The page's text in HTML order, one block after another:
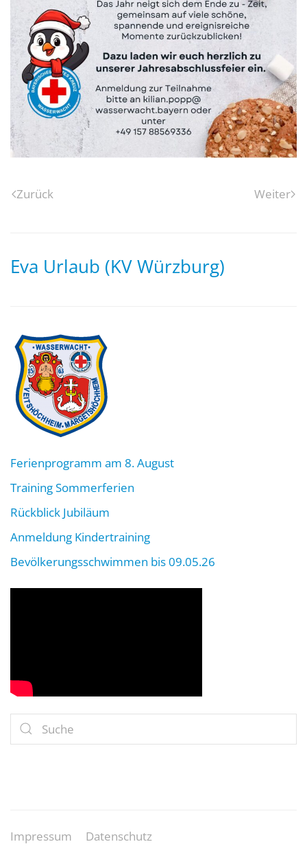
Zurück Weiter
Eva Urlaub (KV Würzburg)
Ferienprogramm am 8. August
Training Sommerferien
Rückblick Jubiläum
Anmeldung Kindertraining
Bevölkerungsschwimmen bis 09.05.26
Impressum
Datenschutz